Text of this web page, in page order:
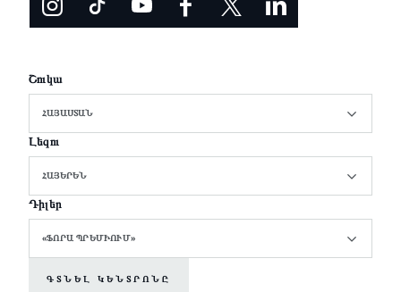
Շուկա
ՀԱՅԱՍՏԱՆ
Լեզու
ՀԱՅԵՐԵՆ
Դիլեր
«ՖՈՐԱ ՊՐԵՄԻՈՒՄ»
ԳՏՆԵԼ ԿԵՆՏՐՈՆԸ